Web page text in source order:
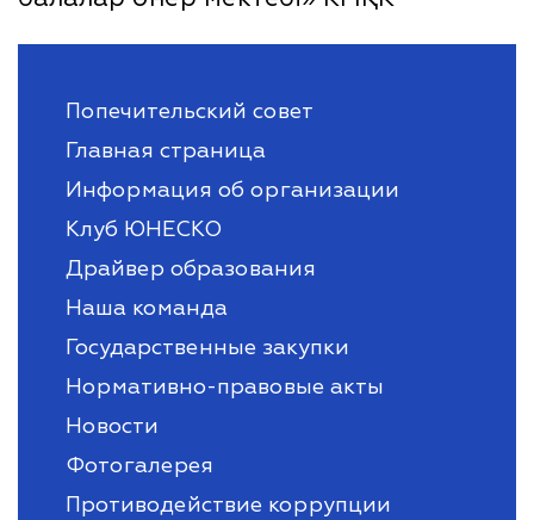
Попечительский совет
Главная страница
Информация об организации
Клуб ЮНЕСКО
Драйвер образования
Наша команда
Государственные закупки
Нормативно-правовые акты
Новости
Фотогалерея
Противодействие коррупции